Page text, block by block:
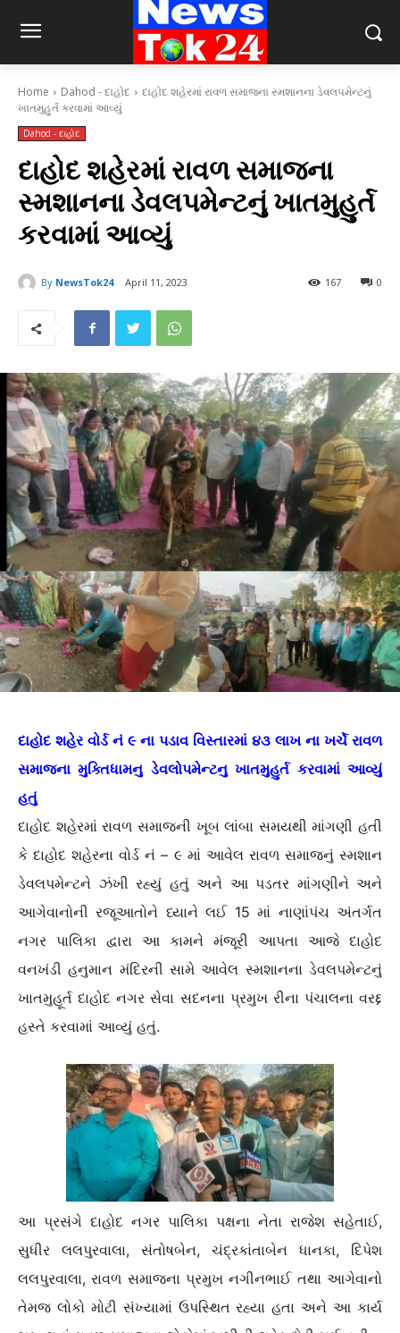
Home Dahod - દાહોદ
દાહોદ શહેરમાં રાવળ સમાજના સ્મશાનના ડેવલપમેન્ટનું
ખાતમુહુર્ત કરવામાં આવ્યું
Dahod - દાહોદ
દાહોદ શહેરમાં રાવળ સમાજના
સ્મશાનના ડેવલપમેન્ટનું ખાતમુહુર્ત
કરવામાં આવ્યું
By NewsTok24 April 11, 2023 0
167
દાહોદ શહેર વોર્ડ નં ૯ ના પડાવ વિસ્તારમાં ૪૩ લાખ ના ખર્ચે રાવળ
સમાજના મુક્તિધામનુ ડેવલોપમેન્ટનુ ખાતમુહુર્ત કરવામાં આવ્યું
હતું
દાહોદ શહેરમાં રાવળ સમાજની ખૂબ લાંબા સમયથી માંગણી હતી
કે દાહોદ શહેરના વોર્ડ નં – ૯ માં આવેલ રાવળ સમાજનું સ્મશાન
ડેવલપમેન્ટને ઝંખી રહ્યું હતું અને આ પડતર માંગણીને અને
આગેવાનોની રજૂઆતોને ધ્યાને લઈ 15 માં નાણાંપંચ અંતર્ગત
નગર પાલિકા દ્વારા આ કામને મંજૂરી આપતા આજે દાહોદ
વનખંડી હનુમાન મંદિરની સામે આવેલ સ્મશાનના ડેવલપમેન્ટનું
ખાતમુહૂર્ત દાહોદ નગર સેવા સદનના પ્રમુખ રીના પંચાલના વરદ્દ
હસ્તે કરવામાં આવ્યું હતું.
આ પ્રસંગે દાહોદ નગર પાલિકા પક્ષના નેતા રાજેશ સહેતાઈ,
સુધીર લલપુરવાલા, સંતોષબેન, ચંદ્રકાંતાબેન ધાનકા, દિપેશ
લલપુરવાલા, રાવળ સમાજના પ્રમુખ નગીનભાઈ તથા આગેવાનો
તેમજ લોકો મોટી સંખ્યામાં ઉપસ્થિત રહ્યા હતા અને આ કાર્ય